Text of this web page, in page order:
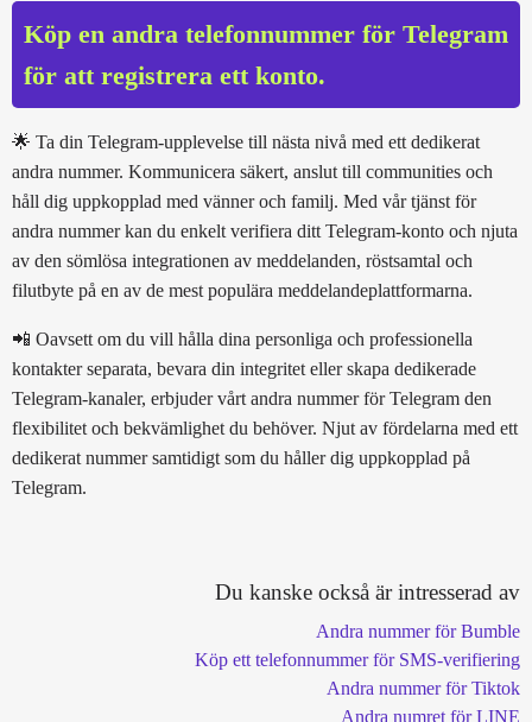
Köp en andra telefonnummer för Telegram
för att registrera ett konto.
🌟 Ta din Telegram-upplevelse till nästa nivå med ett dedikerat
andra nummer. Kommunicera säkert, anslut till communities och
håll dig uppkopplad med vänner och familj. Med vår tjänst för
andra nummer kan du enkelt verifiera ditt Telegram-konto och njuta
av den sömlösa integrationen av meddelanden, röstsamtal och
filutbyte på en av de mest populära meddelandeplattformarna.
📲 Oavsett om du vill hålla dina personliga och professionella
kontakter separata, bevara din integritet eller skapa dedikerade
Telegram-kanaler, erbjuder vårt andra nummer för Telegram den
flexibilitet och bekvämlighet du behöver. Njut av fördelarna med ett
dedikerat nummer samtidigt som du håller dig uppkopplad på
Telegram.
Du kanske också är intresserad av
Andra nummer för Bumble
Köp ett telefonnummer för SMS-verifiering
Andra nummer för Tiktok
Andra numret för LINE